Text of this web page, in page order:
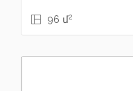
96 մ2